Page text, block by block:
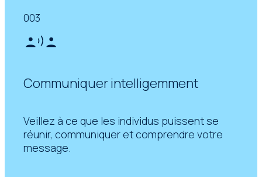
003
Communiquer intelligemment
Veillez à ce que les individus puissent se
réunir, communiquer et comprendre votre
message.